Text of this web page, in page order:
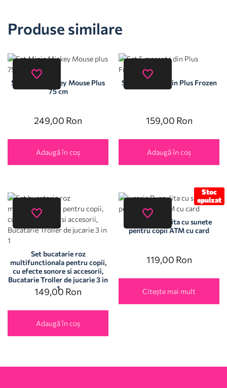
Produse similare
Set Minie Mickey Mouse Plus
75 cm
249,00 Ron
Adaugă în coș
Set 5 mascote din Plus Frozen
159,00 Ron
Adaugă în coș
Set bucatarie roz
multifunctionala pentru copii,
cu efecte sonore si accesorii,
Bucatarie Troller de jucarie 3 in
1
149,00 Ron
Adaugă în coș
Stoc
epuizat
Jucarie Pusculita cu sunete
pentru copii ATM cu card
119,00 Ron
Citește mai mult